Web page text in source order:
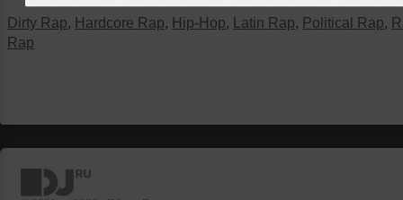
Dirty Rap, Hardcore Rap, Hip-Hop, Latin Rap, Political Rap,
Rap